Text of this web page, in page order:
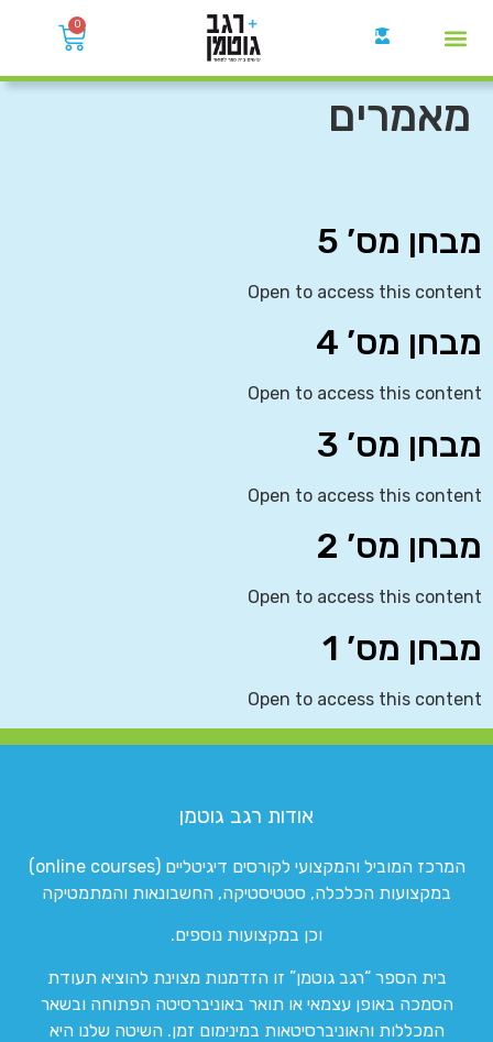
0
מאמרים
מבחן מס’ 5
Open to access this content
מבחן מס’ 4
Open to access this content
מבחן מס’ 3
Open to access this content
מבחן מס’ 2
Open to access this content
מבחן מס’ 1
Open to access this content
אודות רגב גוטמן
המרכז המוביל והמקצועי לקורסים דיגיטליים (online courses)
במקצועות הכלכלה, סטטיסטיקה, החשבונאות והמתמטיקה
וכן במקצועות נוספים.
בית הספר “רגב גוטמן” זו הזדמנות מצוינת להוציא תעודת
הסמכה באופן עצמאי או תואר באוניברסיטה הפתוחה ובשאר
המכללות והאוניברסיטאות במינימום זמן. השיטה שלנו היא